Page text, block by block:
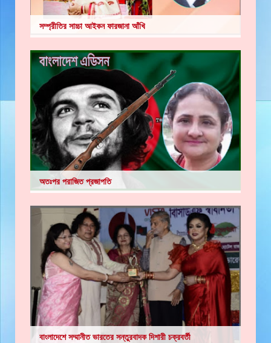
সম্প্রীতির সাচ্চা আইকন ফারজানা আঁখি
অতঃপর পরাজিত প্রজাপতি
বাংলাদেশে সম্মানীত ভারতের সন্তুরবাদক দিশারী চক্রবর্তী